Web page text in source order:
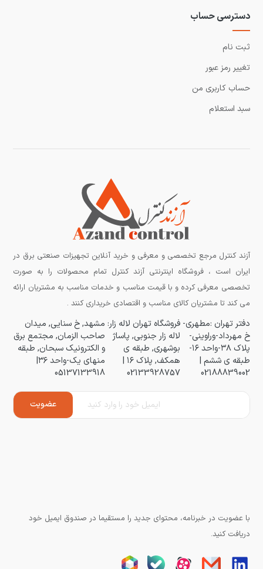
دسترسی حساب
ثبت نام
تغییر رمز عبور
حساب کاربری من
سبد استعلام
آزند کنترل مرجع تخصصی و معرفی و خرید آنلاین تجهیزات صنعتی برق در
ایران است ، فروشگاه اینترنتی آزند کنترل تمام محصولات را به صورت
تخصصی معرفی کرده و با قیمت مناسب و خدمات مناسب به مشتریان ارائه
می کند تا مشتریان کالای مناسب و اقتصادی خریداری کنند .
دفتر تهران :مطهری-
خ مهرداد-وراوینی-
پلاک ۳۸-واحد ۱۶-
طبقه ی ششم |
02188839002
فروشگاه تهران لاله زار:
لاله زار جنوبی, پاساژ
بوشهری, طبقه ی
همکف, پلاک ۱۶ |
02133928757
مشهد, خ سنایی, میدان
صاحب الزمان, مجتمع برق
و الکترونیک سبحان, طبقه
منهای یک-واحد ۳۶|
05137133918
با عضویت در خبرنامه، محتوای جدید را مستقیما در صندوق ایمیل خود
دریافت کنید.